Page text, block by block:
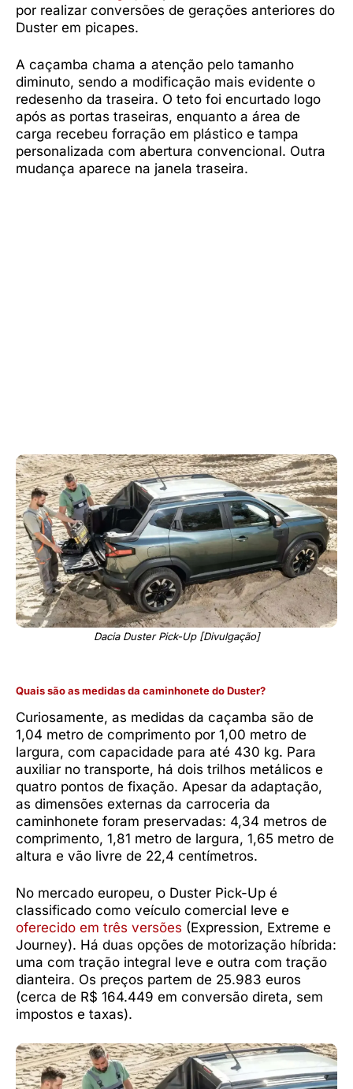
por realizar conversões de gerações anteriores do
Duster em picapes.
A caçamba chama a atenção pelo tamanho
diminuto, sendo a modificação mais evidente o
redesenho da traseira. O teto foi encurtado logo
após as portas traseiras, enquanto a área de
carga recebeu forração em plástico e tampa
personalizada com abertura convencional. Outra
mudança aparece na janela traseira.
Dacia Duster Pick-Up [Divulgação]
Quais são as medidas da caminhonete do Duster?
Curiosamente, as medidas da caçamba são de
1,04 metro de comprimento por 1,00 metro de
largura, com capacidade para até 430 kg. Para
auxiliar no transporte, há dois trilhos metálicos e
quatro pontos de fixação. Apesar da adaptação,
as dimensões externas da carroceria da
caminhonete foram preservadas: 4,34 metros de
comprimento, 1,81 metro de largura, 1,65 metro de
altura e vão livre de 22,4 centímetros.
No mercado europeu, o Duster Pick-Up é
classificado como veículo comercial leve e
oferecido em três versões (Expression, Extreme e
Journey). Há duas opções de motorização híbrida:
uma com tração integral leve e outra com tração
dianteira. Os preços partem de 25.983 euros
(cerca de R$ 164.449 em conversão direta, sem
impostos e taxas).